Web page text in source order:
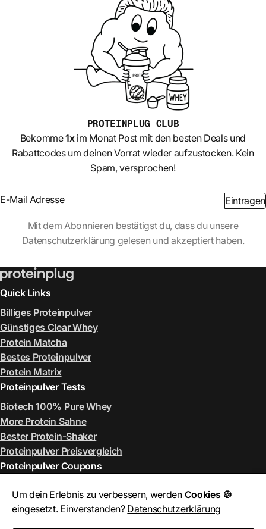
Um dein Erlebnis zu verbessern, werden Cookies 🍪
eingesetzt. Einverstanden? Datenschutzerklärung
PROTEINPLUG CLUB
Bekomme1xim Monat Post mit den besten Deals und
Rabattcodes um deinen Vorrat wieder aufzustocken. Kein
Spam, versprochen!
Section Eintragen
AbschnittMit dem Abonnieren bestätigst du, dass du unsere
Datenschutzerklärung gelesen und akzeptiert haben.
Quick Links
Billiges Proteinpulver
Günstiges Clear Whey
Protein Matcha
Bestes Proteinpulver
Protein Matrix
Proteinpulver Tests
Biotech 100% Pure Whey
More Protein Sahne
Bester Protein-Shaker
Proteinpulver Preisvergleich
Proteinpulver Coupons
More Rabattcode August 2026
MyProtein Rabattcode August 2026